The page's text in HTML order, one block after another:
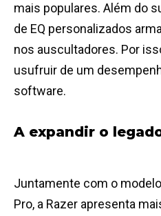
mais populares. Além do
de EQ personalizados
nos auscultadores. Por
usufruir de um
software.
A expandir o
Juntamente com o
Pro, a Razer apresenta